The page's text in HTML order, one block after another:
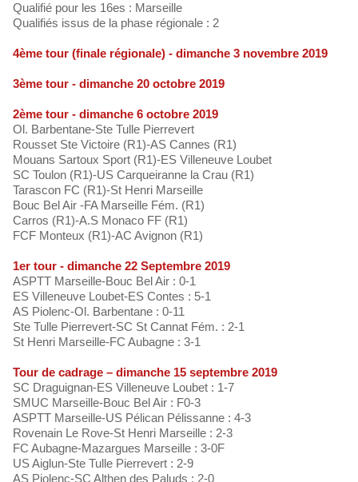
Qualifié pour les 16es : Marseille
Qualifiés issus de la phase régionale : 2
4ème tour (finale régionale) - dimanche 3 novembre 2019
3ème tour - dimanche 20 octobre 2019
2ème tour - dimanche 6 octobre 2019
Ol. Barbentane-Ste Tulle Pierrevert
Rousset Ste Victoire (R1)-AS Cannes (R1)
Mouans Sartoux Sport (R1)-ES Villeneuve Loubet
SC Toulon (R1)-US Carqueiranne la Crau (R1)
Tarascon FC (R1)-St Henri Marseille
Bouc Bel Air -FA Marseille Fém. (R1)
Carros (R1)-A.S Monaco FF (R1)
FCF Monteux (R1)-AC Avignon (R1)
1er tour - dimanche 22 Septembre 2019
ASPTT Marseille-Bouc Bel Air : 0-1
ES Villeneuve Loubet-ES Contes : 5-1
AS Piolenc-Ol. Barbentane : 0-11
Ste Tulle Pierrevert-SC St Cannat Fém. : 2-1
St Henri Marseille-FC Aubagne : 3-1
Tour de cadrage – dimanche 15 septembre 2019
SC Draguignan-ES Villeneuve Loubet : 1-7
SMUC Marseille-Bouc Bel Air : F0-3
ASPTT Marseille-US Pélican Pélissanne : 4-3
Rovenain Le Rove-St Henri Marseille : 2-3
FC Aubagne-Mazargues Marseille : 3-0F
US Aiglun-Ste Tulle Pierrevert : 2-9
AS Piolenc-SC Althen des Paluds : 2-0